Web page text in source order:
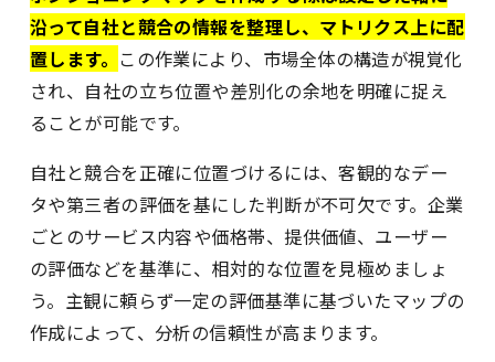
沿って自社と競合の情報を整理し、マトリクス上に配
置します。 この作業により、市場全体の構造が視覚化
され、自社の立ち位置や差別化の余地を明確に捉え
ることが可能です。
自社と競合を正確に位置づけるには、客観的なデー
タや第三者の評価を基にした判断が不可欠です。企業
ごとのサービス内容や価格帯、提供価値、ユーザー
の評価などを基準に、相対的な位置を見極めましょ
う。主観に頼らず一定の評価基準に基づいたマップの
作成によって、分析の信頼性が高まります。